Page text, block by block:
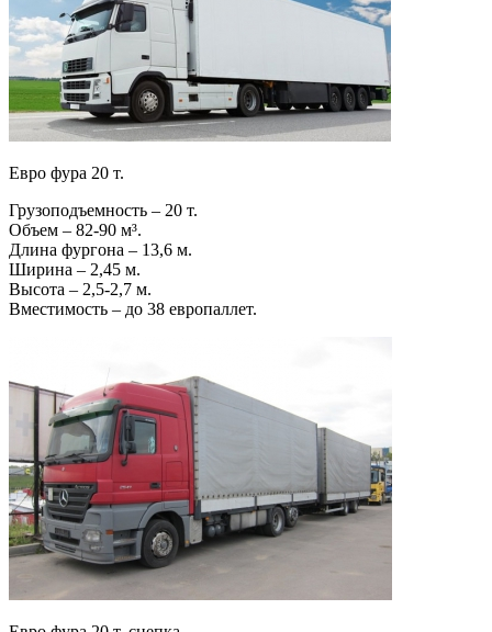
Евро фура 20 т.
Грузоподъемность – 20 т.
Объем – 82-90 м³.
Длина фургона – 13,6 м.
Ширина – 2,45 м.
Высота – 2,5-2,7 м.
Вместимость – до 38 европаллет.